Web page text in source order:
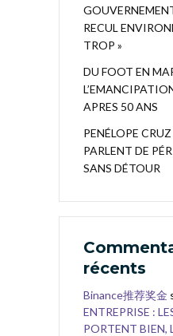
RECUL
TROP »
DU FOOT EN
APRES 50 ANS
PENÉLOPE
PARLENT DE
SANS DÉTOUR
récents
Binance推荐奖金
ENTREPRISE :
PORTENT BIEN,